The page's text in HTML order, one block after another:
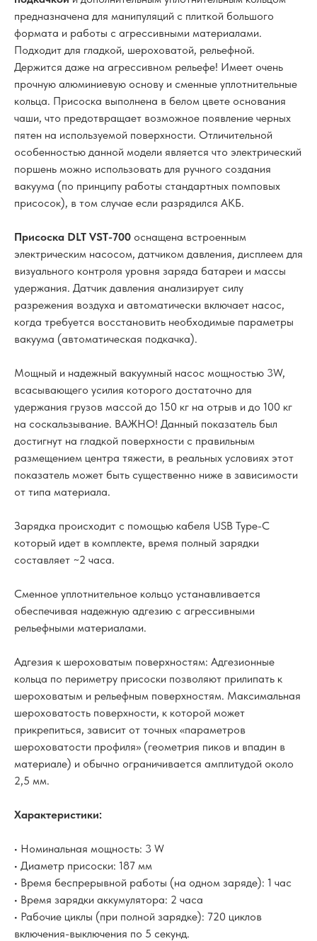
предназначена для манипуляций с плиткой большого
формата и работы с агрессивными материалами.
Подходит для гладкой, шероховатой, рельефной.
Держится даже на агрессивном рельефе! Имеет очень
прочную алюминиевую основу и сменные уплотнительные
кольца. Присоска выполнена в белом цвете основания
чаши, что предотвращает возможное появление черных
пятен на используемой поверхности. Отличительной
особенностью данной модели является что электрический
поршень можно использовать для ручного создания
вакуума (по принципу работы стандартных помповых
присосок), в том случае если разрядился АКБ.
Присоска DLT VST-700 оснащена встроенным
электрическим насосом, датчиком давления, дисплеем для
визуального контроля уровня заряда батареи и массы
удержания. Датчик давления анализирует силу
разрежения воздуха и автоматически включает насос,
когда требуется восстановить необходимые параметры
вакуума (автоматическая подкачка).
Мощный и надежный вакуумный насос мощностью 3W,
всасывающего усилия которого достаточно для
удержания грузов массой до 150 кг на отрыв и до 100 кг
на соскальзывание. ВАЖНО! Данный показатель был
достигнут на гладкой поверхности с правильным
размещением центра тяжести, в реальных условиях этот
показатель может быть существенно ниже в зависимости
от типа материала.
Зарядка происходит с помощью кабеля USB Type-C
который идет в комплекте, время полный зарядки
составляет ~2 часа.
Сменное уплотнительное кольцо устанавливается
обеспечивая надежную адгезию с агрессивными
рельефными материалами.
Адгезия к шероховатым поверхностям: Адгезионные
кольца по периметру присоски позволяют прилипать к
шероховатым и рельефным поверхностям. Максимальная
шероховатость поверхности, к которой может
прикрепиться, зависит от точных «параметров
шероховатости профиля» (геометрия пиков и впадин в
материале) и обычно ограничивается амплитудой около
2,5 мм.
Характеристики:
• Номинальная мощность: 3 W
• Диаметр присоски: 187 мм
• Время беспрерывной работы (на одном заряде): 1 час
• Время зарядки аккумулятора: 2 часа
• Рабочие циклы (при полной зарядке): 720 циклов
включения-выключения по 5 секунд.